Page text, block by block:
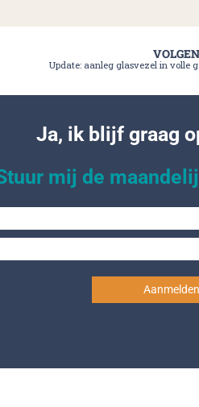
Update: aanleg glasvezel in volle
Ja, ik blijf graag
mij de